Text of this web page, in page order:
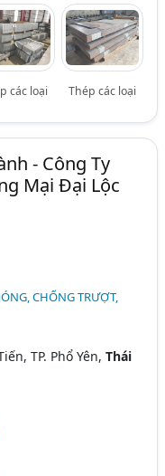
các loại Thép các loại
- Công Ty
Mại Đại Lộc
CHỐNG TRƯỢT,
TP. Phổ Yên,Thái